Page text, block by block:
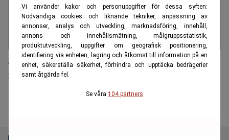
Vi använder kakor och personuppgifter för dessa syften:
Nödvändiga cookies och liknande tekniker, anpassning av
annonser, analys och utveckling, marknadsföring, innehåll,
annons- och innehållsmätning, målgruppsstatistik,
produktutveckling, uppgifter om geografisk positionering,
identifiering via enheten, lagring och åtkomst till information på en
enhet, säkerställa säkerhet, förhindra och upptäcka bedrägerier
samt åtgärda fel.
Se våra 104 partners
Sa sig komma från Postkodlotteriet – bedrog äldre
man